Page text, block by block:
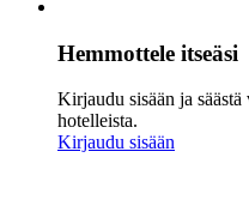
Hemmottele itseäsi
Kirjaudu sisään ja
hotelleista.
Kirjaudu sisään